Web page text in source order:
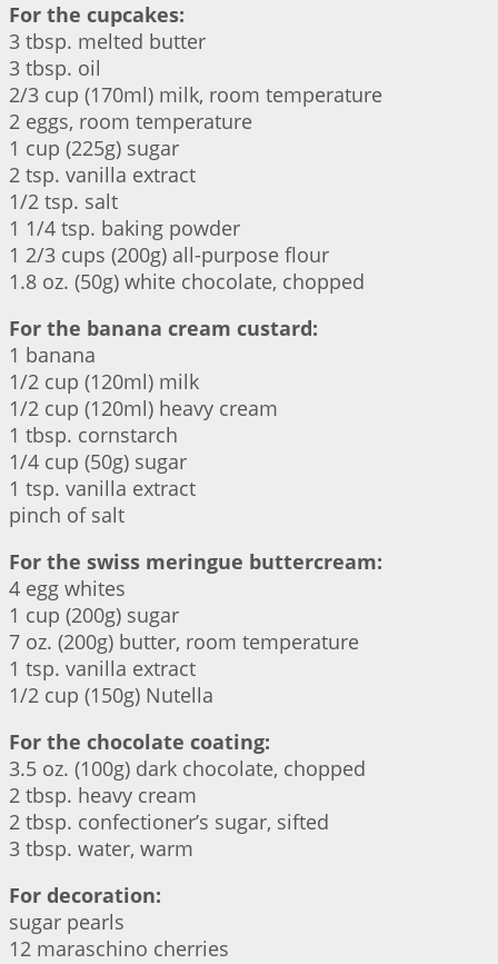
For the cupcakes:
3 tbsp. melted butter
3 tbsp. oil
2/3 cup (170ml) milk, room temperature
2 eggs, room temperature
1 cup (225g) sugar
2 tsp. vanilla extract
1/2 tsp. salt
1 1/4 tsp. baking powder
1 2/3 cups (200g) all-purpose flour
1.8 oz. (50g) white chocolate, chopped
For the banana cream custard:
1 banana
1/2 cup (120ml) milk
1/2 cup (120ml) heavy cream
1 tbsp. cornstarch
1/4 cup (50g) sugar
1 tsp. vanilla extract
pinch of salt
For the swiss meringue buttercream:
4 egg whites
1 cup (200g) sugar
7 oz. (200g) butter, room temperature
1 tsp. vanilla extract
1/2 cup (150g) Nutella
For the chocolate coating:
3.5 oz. (100g) dark chocolate, chopped
2 tbsp. heavy cream
2 tbsp. confectioner’s sugar, sifted
3 tbsp. water, warm
For decoration:
sugar pearls
12 maraschino cherries